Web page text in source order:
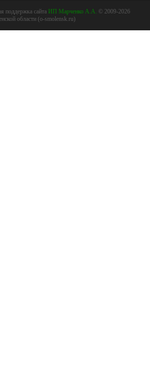
поддержка сайта ИП Марченко А.А. © 2009-2026
области (o-smolensk.ru)